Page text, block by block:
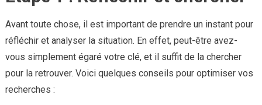
Avant toute chose, il est important de prendre un instant pour
réfléchir et analyser la situation. En effet, peut-être avez-
vous simplement égaré votre clé, et il suffit de la chercher
pour la retrouver. Voici quelques conseils pour optimiser vos
recherches :